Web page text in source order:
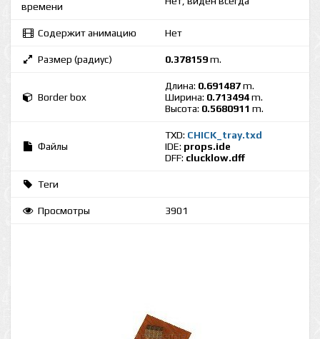
времени
Содержит анимацию Нет
Размер (радиус) 0.378159m.
Border box
Длина: 0.691487m.
Ширина: 0.713494m.
Высота: 0.5680911 m.
Файлы
TXD: CHICK_tray.txd
IDE: props.ide
DFF: clucklow.dff
Теги
Просмотры 3901